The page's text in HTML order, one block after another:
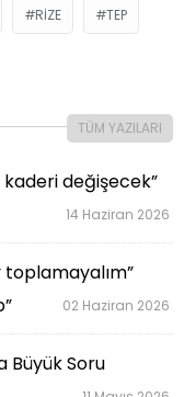
RIZE TEP
TÜM YAZILARI
kaderi değişecek”
14 Haziran 2026
toplamayalım”
02 Haziran 2026
Büyük Soru